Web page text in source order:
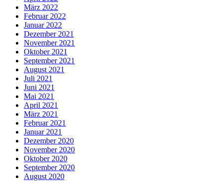
März 2022
Februar 2022
Januar 2022
Dezember 2021
November 2021
Oktober 2021
September 2021
August 2021
Juli 2021
Juni 2021
Mai 2021
April 2021
März 2021
Februar 2021
Januar 2021
Dezember 2020
November 2020
Oktober 2020
September 2020
August 2020